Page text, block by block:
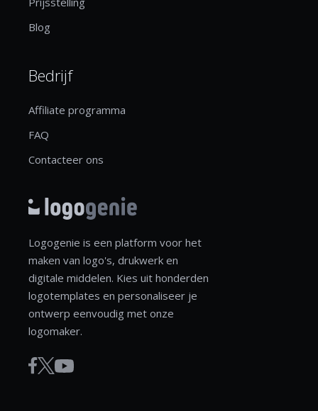
Blog
Bedrijf
Affiliate programma
FAQ
Contacteer ons
Logogenie is een platform voor het
maken van logo's, drukwerk en
digitale middelen. Kies uit honderden
logotemplates en personaliseer je
ontwerp eenvoudig met onze
logomaker.